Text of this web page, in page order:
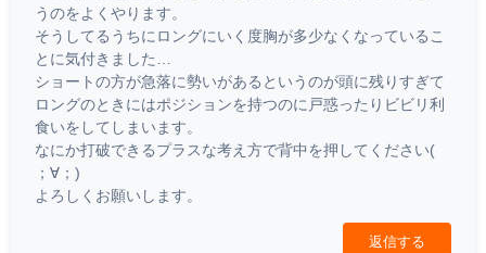
うのをよくやります。
そうしてるうちにロングにいく度胸が多少なくなっているこ
とに気付きました…
ショートの方が急落に勢いがあるというのが頭に残りすぎて
ロングのときにはポジションを持つのに戸惑ったりビビリ利
食いをしてしまいます。
なにか打破できるプラスな考え方で背中を押してください(
；∀；)
よろしくお願いします。
返信する